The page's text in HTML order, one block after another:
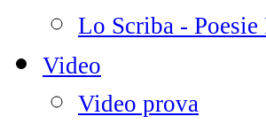
Lo Scriba -
Video
Video prova